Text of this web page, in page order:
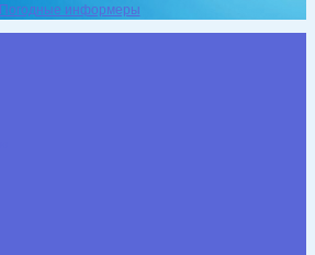
Погодные информеры